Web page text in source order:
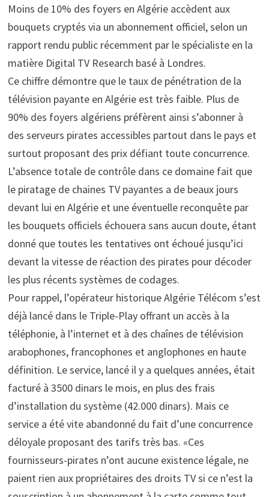
Moins de 10% des foyers en Algérie accèdent aux
bouquets cryptés via un abonnement officiel, selon un
rapport rendu public récemment par le spécialiste en la
matière Digital TV Research basé à Londres.
Ce chiffre démontre que le taux de pénétration de la
télévision payante en Algérie est très faible. Plus de
90% des foyers algériens préfèrent ainsi s’abonner à
des serveurs pirates accessibles partout dans le pays et
surtout proposant des prix défiant toute concurrence.
L’absence totale de contrôle dans ce domaine fait que
le piratage de chaines TV payantes a de beaux jours
devant lui en Algérie et une éventuelle reconquête par
les bouquets officiels échouera sans aucun doute, étant
donné que toutes les tentatives ont échoué jusqu’ici
devant la vitesse de réaction des pirates pour décoder
les plus récents systèmes de codages.
Pour rappel, l’opérateur historique Algérie Télécom s’est
déjà lancé dans le Triple-Play offrant un accès à la
téléphonie, à l’internet et à des chaînes de télévision
arabophones, francophones et anglophones en haute
définition. Le service, lancé il y a quelques années, était
facturé à 3500 dinars le mois, en plus des frais
d’installation du système (42.000 dinars). Mais ce
service a été vite abandonné du fait d’une concurrence
déloyale proposant des tarifs très bas. «Ces
fournisseurs-pirates n’ont aucune existence légale, ne
paient rien aux propriétaires des droits TV si ce n’est la